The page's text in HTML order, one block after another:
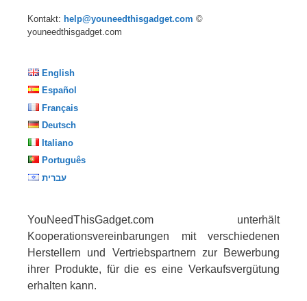
Kontakt: help@youneedthisgadget.com ©
youneedthisgadget.com
English
Español
Français
Deutsch
Italiano
Português
עברית
YouNeedThisGadget.com unterhält
Kooperationsvereinbarungen mit verschiedenen
Herstellern und Vertriebspartnern zur Bewerbung
ihrer Produkte, für die es eine Verkaufsvergütung
erhalten kann.